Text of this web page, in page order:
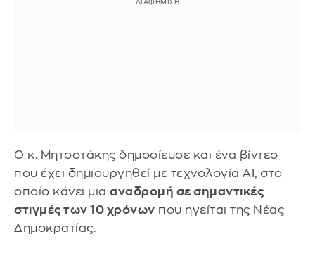
Ο κ. Μητσοτάκης δημοσίευσε και ένα βίντεο
που έχει δημιουργηθεί με τεχνολογία ΑΙ, στο
οποίο κάνει μια αναδρομή σε σημαντικές
στιγμές των 10 χρόνων που ηγείται της Νέας
Δημοκρατίας.